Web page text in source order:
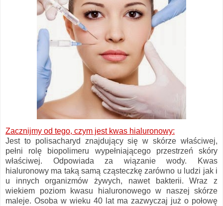
Zacznijmy od tego, czym jest kwas hialuronowy:
Jest to polisacharyd znajdujący się w skórze właściwej,
pełni rolę biopolimeru wypełniającego przestrzeń skóry
właściwej. Odpowiada za wiązanie wody. Kwas
hialuronowy ma taką samą cząsteczkę zarówno u ludzi jak i
u innych organizmów żywych, nawet bakterii. Wraz z
wiekiem poziom kwasu hialuronowego w naszej skórze
maleje. Osoba w wieku 40 lat ma zazwyczaj już o połowę